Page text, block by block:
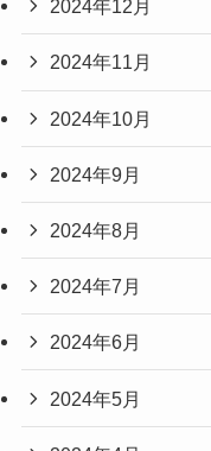
2024年12月
2024年11月
2024年10月
2024年9月
2024年8月
2024年7月
2024年6月
2024年5月